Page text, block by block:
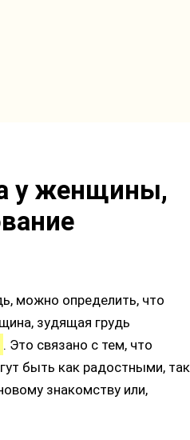
у женщины,
можно определить, что
зудящая грудь
. Это связано с тем, что
быть как радостными, так
знакомству или,